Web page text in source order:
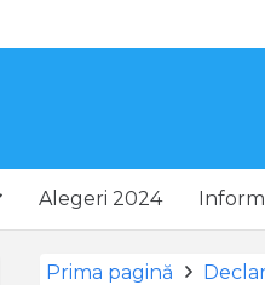
Alegeri 2024
Prima pagină